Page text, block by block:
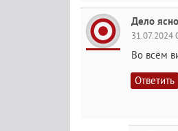
Дело
31.07.2024
Во всём
Ответить